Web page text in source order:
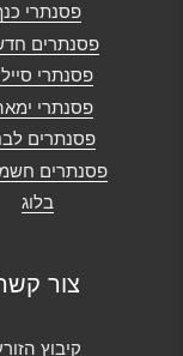
פסנתרי
פסנתרים
פסנתרי
פסנתרי
פסנתרים
פסנתרים
בלוג
צור
קיבוץ